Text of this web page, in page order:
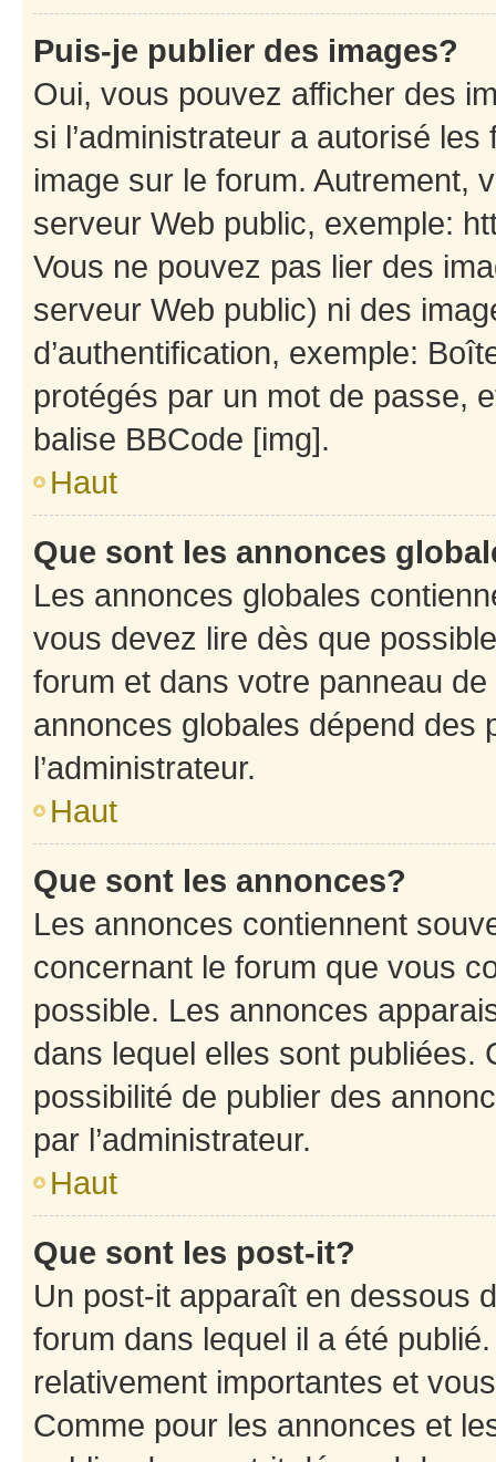
Puis-je publier des images?
Oui, vous pouvez afficher des
si l’administrateur a autorisé
image sur le forum. Autrement,
serveur Web public, exemple:
Vous ne pouvez pas lier des
serveur Web public) ni des
d’authentification, exemple:
protégés par un mot de passe,
balise BBCode [img].
Haut
Que sont les annonces
Les annonces globales
vous devez lire dès que
forum et dans votre panneau
annonces globales dépend des
l’administrateur.
Haut
Que sont les annonces?
Les annonces contiennent
concernant le forum que vous
possible. Les annonces
dans lequel elles sont publiées.
possibilité de publier des
par l’administrateur.
Haut
Que sont les post-it?
Un post-it apparaît en dessous
forum dans lequel il a été
relativement importantes et
Comme pour les annonces et